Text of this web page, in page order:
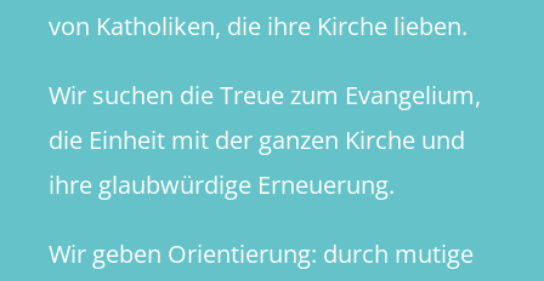
von Katholiken, die ihre Kirche lieben.
Wir suchen die Treue zum Evangelium,
die Einheit mit der ganzen Kirche und
ihre glaubwürdige Erneuerung.
Wir geben Orientierung: durch mutige